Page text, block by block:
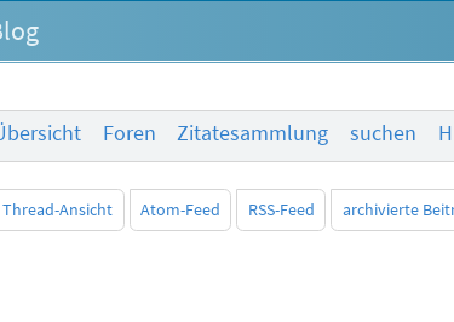
Foren Zitatesammlung suchen
Thread-Ansicht Atom-Feed RSS-Feed archivierte